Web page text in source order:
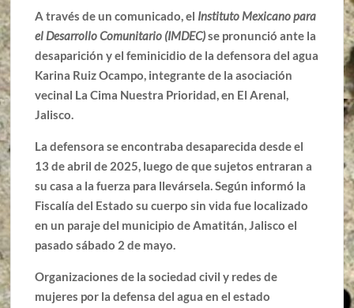
A través de un comunicado, el Instituto Mexicano para
el Desarrollo Comunitario (IMDEC)se pronunció ante la
desaparición y el feminicidio de la defensora del agua
Karina Ruiz Ocampo, integrante de la asociación
vecinal La Cima Nuestra Prioridad, en El Arenal,
Jalisco.
La defensora se encontraba desaparecida desde el
13 de abril de 2025, luego de que sujetos entraran a
su casa a la fuerza para llevársela. Según informó la
Fiscalía del Estado su cuerpo sin vida fue localizado
en un paraje del municipio de Amatitán, Jalisco el
pasado sábado 2 de mayo.
Organizaciones de la sociedad civil y redes de
mujeres por la defensa del agua en el estado